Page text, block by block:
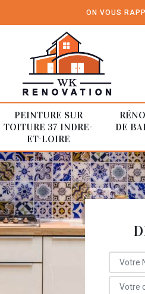
ON VOUS
PEINTURE SUR
TOITURE 37 INDRE-
ET-LOIRE
DE